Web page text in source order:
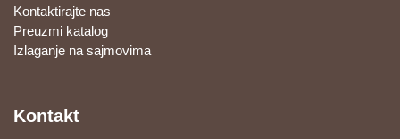
Kontaktirajte nas
Preuzmi katalog
Izlaganje na sajmovima
Kontakt